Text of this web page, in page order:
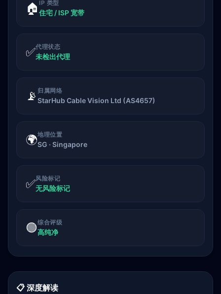
🏠 IP 类型
住宅 / ISP 宽带
✅代理状态
未检出代理
📡 归属网络
StarHub Cable Vision Ltd (AS4657)
🌍地理位置
SG · Singapore
✅风险标记
无风险标记
🟢综合评级
高纯净
📋 深度解读